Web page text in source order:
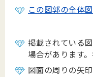
この図郭の全体
掲載されている
場合があります
図面の周りの矢